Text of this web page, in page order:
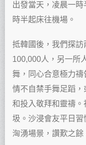
出發當天，凌晨一
時半起床往機場。
抵韓國後，我們探
100,000人，另一所
舞，同心合意極力
情不自禁手舞足蹈
和投入敬拜和靈禱
圾。沙浸會友平日
洶湧場景，讚歎之餘